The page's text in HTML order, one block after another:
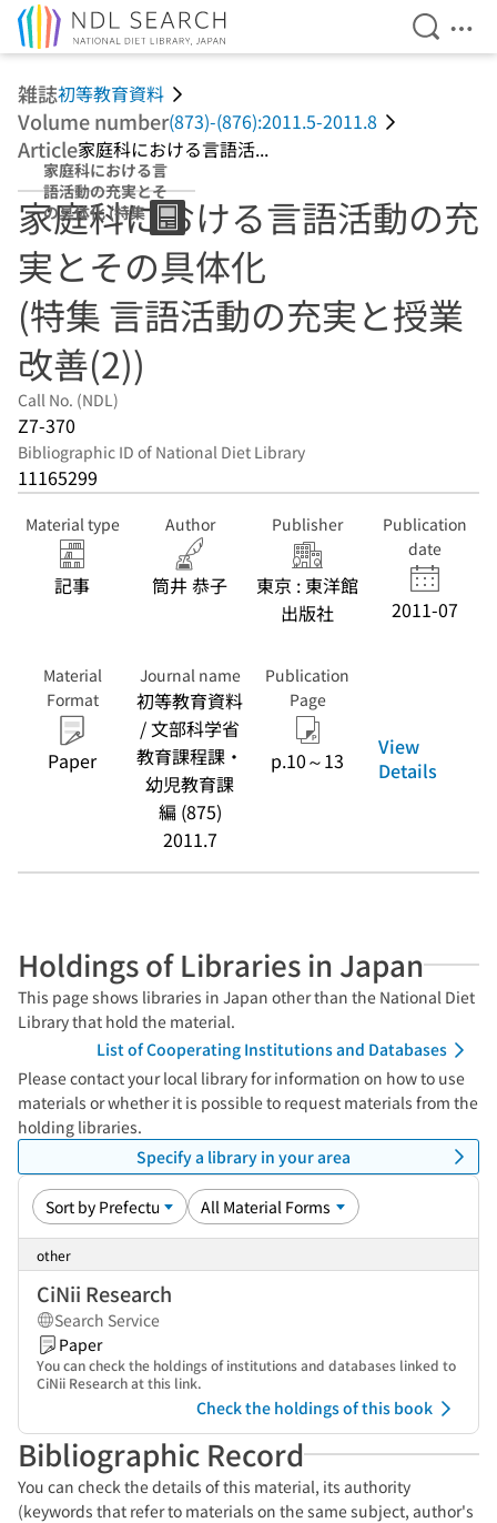
Open
雑誌初等教育資料
Volume number(873)-(876):2011.5-2011.8
Article家庭科における言語活...
家庭科における言
語活動の充実とそ
の具体化 (特集 言
語活動の充実と授
業改善(2))
家庭科における言語活動の充
実とその具体化
(特集 言語活動の充実と授業
改善(2))
Call No. (NDL)
Z7-370
Bibliographic ID of National Diet Library
11165299
Material type
記事
Author
筒井 恭子
Publisher
東京 : 東洋館
出版社
Publication
date
2011-07
Material
Format
Paper
Journal name
初等教育資料
/ 文部科学省
教育課程課・
幼児教育課
編 (875)
2011.7
Publication
Page
p.10～13
View
Details
Holdings of Libraries in Japan
This page shows libraries in Japan other than the National Diet
Library that hold the material.
List of Cooperating Institutions and Databases
Please contact your local library for information on how to use
materials or whether it is possible to request materials from the
holding libraries.
Specify a library in your area
other
CiNii Research
Search Service
Paper
You can check the holdings of institutions and databases linked to
CiNii Research at this link.
Check the holdings of this book
Bibliographic Record
You can check the details of this material, its authority
(keywords that refer to materials on the same subject, author's